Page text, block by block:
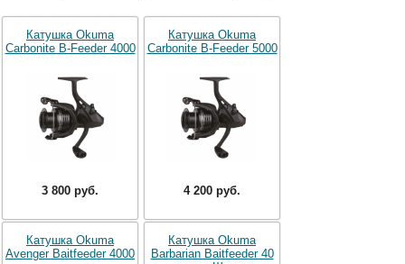
Катушка Okuma
Carbonite B-Feeder 4000
3 800 руб.
Катушка Okuma
Carbonite B-Feeder 5000
4 200 руб.
Катушка Okuma
Avenger Baitfeeder 4000
Катушка Okuma
Barbarian Baitfeeder 40